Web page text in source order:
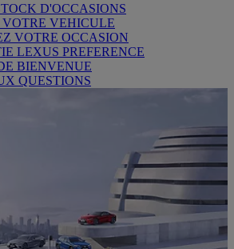
D'OCCASIONS
VEHICULE
VOTRE OCCASION
LEXUS PREFERENCE
BIENVENUE
QUESTIONS